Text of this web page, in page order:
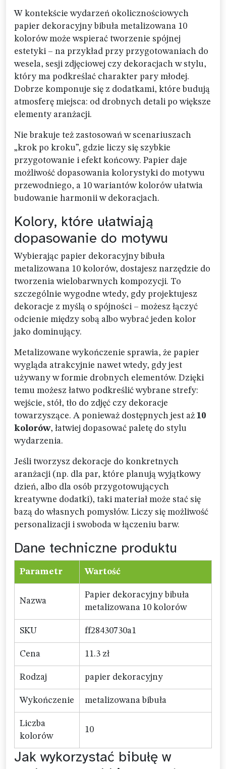
W kontekście wydarzeń okolicznościowych
papier dekoracyjny bibuła metalizowana 10
kolorów może wspierać tworzenie spójnej
estetyki – na przykład przy przygotowaniach do
wesela, sesji zdjęciowej czy dekoracjach w stylu,
który ma podkreślać charakter pary młodej.
Dobrze komponuje się z dodatkami, które budują
atmosferę miejsca: od drobnych detali po większe
elementy aranżacji.
Nie brakuje też zastosowań w scenariuszach
„krok po kroku”, gdzie liczy się szybkie
przygotowanie i efekt końcowy. Papier daje
możliwość dopasowania kolorystyki do motywu
przewodniego, a 10 wariantów kolorów ułatwia
budowanie harmonii w dekoracjach.
Kolory, które ułatwiają
dopasowanie do motywu
Wybierając papier dekoracyjny bibuła
metalizowana 10 kolorów, dostajesz narzędzie do
tworzenia wielobarwnych kompozycji. To
szczególnie wygodne wtedy, gdy projektujesz
dekoracje z myślą o spójności – możesz łączyć
odcienie między sobą albo wybrać jeden kolor
jako dominujący.
Metalizowane wykończenie sprawia, że papier
wygląda atrakcyjnie nawet wtedy, gdy jest
używany w formie drobnych elementów. Dzięki
temu możesz łatwo podkreślić wybrane strefy:
wejście, stół, tło do zdjęć czy dekoracje
towarzyszące. A ponieważ dostępnych jest aż 10
kolorów, łatwiej dopasować paletę do stylu
wydarzenia.
Jeśli tworzysz dekoracje do konkretnych
aranżacji (np. dla par, które planują wyjątkowy
dzień, albo dla osób przygotowujących
kreatywne dodatki), taki materiał może stać się
bazą do własnych pomysłów. Liczy się możliwość
personalizacji i swoboda w łączeniu barw.
Dane techniczne produktu
Parametr Wartość
Nazwa
Papier dekoracyjny bibuła
metalizowana 10 kolorów
SKU ff28430730a1
Cena 11.3 zł
Rodzaj papier dekoracyjny
Wykończenie metalizowana bibuła
Liczba
kolorów
10
Jak wykorzystać bibułę w